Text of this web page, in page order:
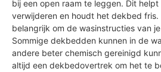
bij een open raam te leggen. Dit
verwijderen en houdt het dekbed fris.
belangrijk om de wasinstructies van
Sommige dekbedden kunnen in de
andere beter chemisch gereinigd
altijd een dekbedovertrek om het te